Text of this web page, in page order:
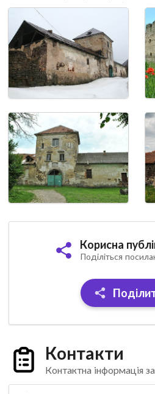
Корисна
Поділіться
Контакти
Контактна інформація